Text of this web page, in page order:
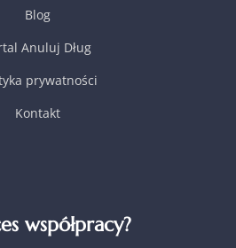
Blog
Anuluj Dług
prywatności
Kontakt
współpracy?